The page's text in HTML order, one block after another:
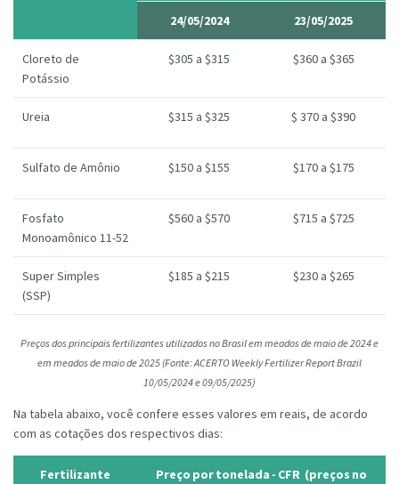
24/05/2024 23/05/2025
Cloreto de
Potássio
$305 a $315 $360 a $365
Ureia $315 a $325 $ 370 a $390
Sulfato de Amônio $150 a $155 $170 a $175
Fosfato
Monoamônico 11-52
$560 a $570 $715 a $725
Super Simples
(SSP)
$185 a $215 $230 a $265
Preços dos principais fertilizantes utilizados no Brasil em meados de maio de 2024 e
em meados de maio de 2025(Fonte: ACERTO WeeklyFertilizerReportBrazil
10/05/2024 e 09/05/2025)
Na tabela abaixo, você confere esses valores em reais, de acordo
com as cotações dos respectivos dias:
Fertilizante
Preço por tonelada - CFR (preços no